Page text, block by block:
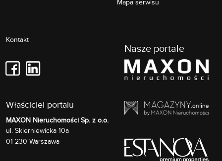
Kontakt
Właściciel portalu
MAXON Nieruchomości Sp. z o.o.
ul. Skierniewicka 10a
01-230 Warszawa
Nasze portale